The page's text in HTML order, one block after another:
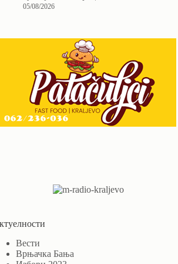
05/08/2026
Вести
Врњачка Бања